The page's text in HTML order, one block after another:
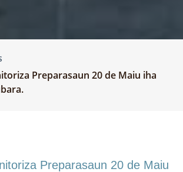
Preparasaun 20 de Maiu iha
Preparasaun 20 de Maiu